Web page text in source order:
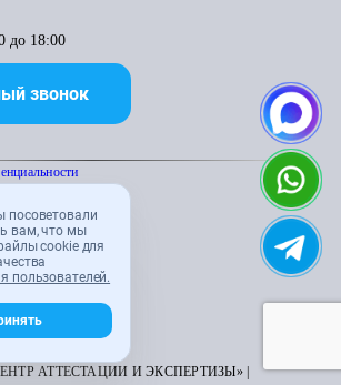
посоветовали
вам, что мы
cookie для
пользователей.
до 18:00
звонок
материалов
АТТЕСТАЦИИ И ЭКСПЕРТИЗЫ» |